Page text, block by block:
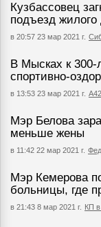
Кузбассовец
подъезд
в 20:57 23 мар 2021 г.
В Мысках к 300-
спортивно-
в 13:53 23 мар 2021 г.
Мэр Белова
меньше жены
в 11:42 22 мар 2021 г.
Мэр Кемерова
больницы, где
в 21:43 8 мар 2021 г. КП в